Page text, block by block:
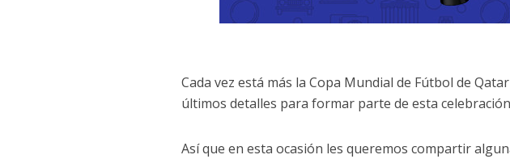
Cada vez está más la Copa Mundial de Fútbol de
últimos detalles para formar parte de esta
Así que en esta ocasión les queremos compartir